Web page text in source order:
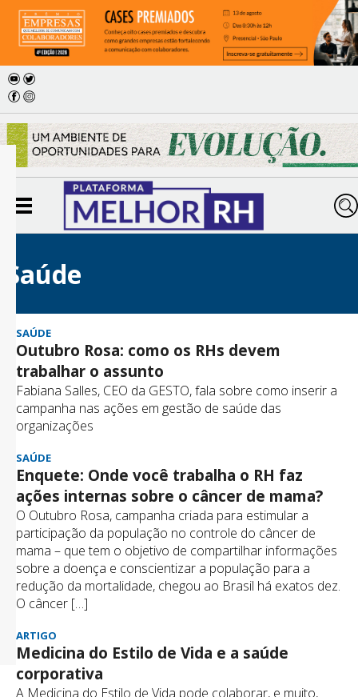
Saúde
SAÚDE
Outubro Rosa: como os RHs devem
trabalhar o assunto
Fabiana Salles, CEO da GESTO, fala sobre como inserir a
campanha nas ações em gestão de saúde das
organizações
SAÚDE
Enquete: Onde você trabalha o RH faz
ações internas sobre o câncer de mama?
O Outubro Rosa, campanha criada para estimular a
participação da população no controle do câncer de
mama – que tem o objetivo de compartilhar informações
sobre a doença e conscientizar a população para a
redução da mortalidade, chegou ao Brasil há exatos dez.
O câncer […]
ARTIGO
Medicina do Estilo de Vida e a saúde
corporativa
A Medicina do Estilo de Vida pode colaborar, e muito,